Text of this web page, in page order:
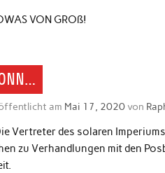
VON GROß!
am Mai 17, 2020von
Vertreter des solaren Imperiums
zu Verhandlungen mit den